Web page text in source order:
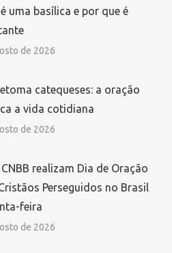
uma basílica e por que é
de 2026
catequeses: a oração
a vida cotidiana
de 2026
CNBB realizam Dia de Oração
Perseguidos no Brasil
feira
de 2026